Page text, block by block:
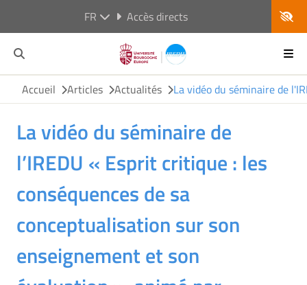
FR Accès directs
Accueil Articles Actualités La vidéo du séminaire de
La vidéo du séminaire de
l’IREDU « Esprit critique : les
conséquences de sa
conceptualisation sur son
enseignement et son